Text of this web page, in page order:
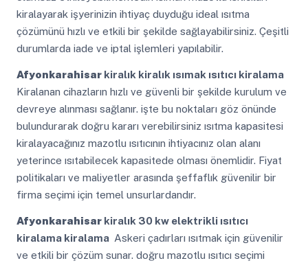
kiralayarak işyerinizin ihtiyaç duyduğu ideal ısıtma
çözümünü hızlı ve etkili bir şekilde sağlayabilirsiniz. Çeşitli
durumlarda iade ve iptal işlemleri yapılabilir.
Afyonkarahisarkiralık kiralık ısımak ısıtıcı kiralama
Kiralanan cihazların hızlı ve güvenli bir şekilde kurulum ve
devreye alınması sağlanır. işte bu noktaları göz önünde
bulundurarak doğru kararı verebilirsiniz ısıtma kapasitesi
kiralayacağınız mazotlu ısıtıcının ihtiyacınız olan alanı
yeterince ısıtabilecek kapasitede olması önemlidir. Fiyat
politikaları ve maliyetler arasında şeffaflık güvenilir bir
firma seçimi için temel unsurlardandır.
Afyonkarahisarkiralık 30 kw elektrikli ısıtıcı
kiralama kiralama Askeri çadırları ısıtmak için güvenilir
ve etkili bir çözüm sunar. doğru mazotlu ısıtıcı seçimi